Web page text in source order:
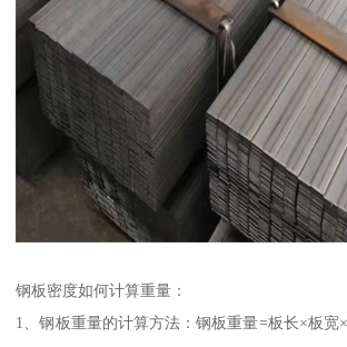
钢板密度如何计算重量：
1、钢板重量的计算方法：钢板重量=板长×板宽